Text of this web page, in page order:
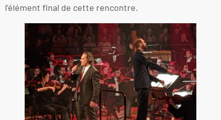
l’élément final de cette rencontre.